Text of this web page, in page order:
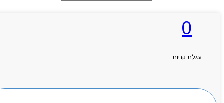
0
עגלת קניות
חיפוש מוצרים
קטלוג מוצרים